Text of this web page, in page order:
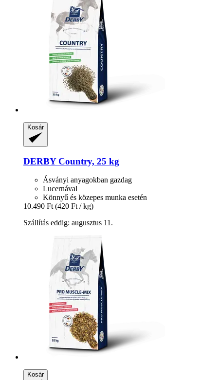
Kosár
DERBYCountry, 25 kg
Ásványi anyagokban gazdag
Lucernával
Könnyű és közepes munka esetén
10.490 Ft (420 Ft / kg)
Szállítás eddig: augusztus 11.
Kosár